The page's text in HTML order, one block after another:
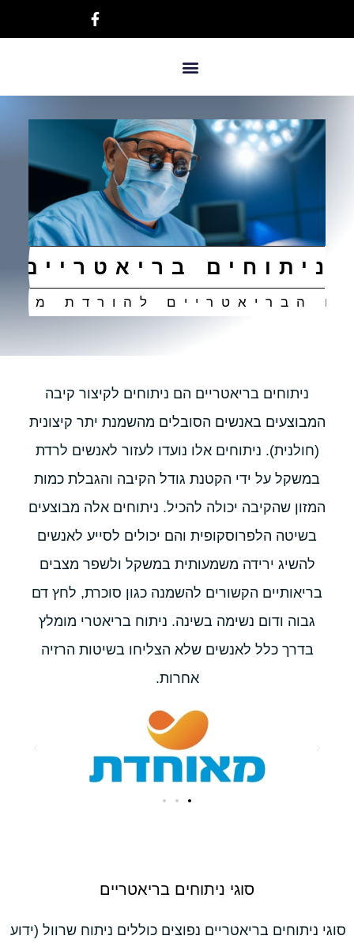
ניתוחים בריאטריים
הבריאטריים להורדת
ניתוחים בריאטריים הם ניתוחים לקיצור קיבה
המבוצעים באנשים הסובלים מהשמנת יתר קיצונית
(חולנית). ניתוחים אלו נועדו לעזור לאנשים לרדת
במשקל על ידי הקטנת גודל הקיבה והגבלת כמות
המזון שהקיבה יכולה להכיל. ניתוחים אלה מבוצעים
בשיטה הלפרוסקופית והם יכולים לסייע לאנשים
להשיג ירידה משמעותית במשקל ולשפר מצבים
בריאותיים הקשורים להשמנה כגון סוכרת, לחץ דם
גבוה ודום נשימה בשינה. ניתוח בריאטרי מומלץ
בדרך כלל לאנשים שלא הצליחו בשיטות הרזיה
אחרות.
סוגי ניתוחים בריאטריים
סוגי ניתוחים בריאטריים נפוצים כוללים ניתוח שרוול (ידוע